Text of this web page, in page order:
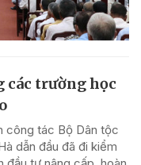
các trường học
công tác Bộ Dân tộc
dẫn đầu đã đi kiểm